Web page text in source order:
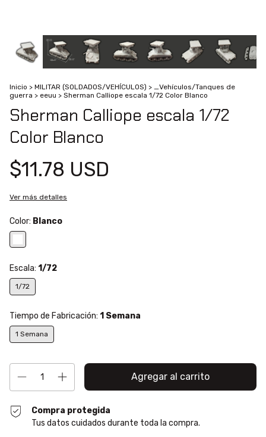
Inicio > MILITAR (SOLDADOS/VEHÍCULOS) > _Vehículos/Tanques de
guerra > eeuu > Sherman Calliope escala 1/72 Color Blanco
Sherman Calliope escala 1/72
Color Blanco
$11.78 USD
Ver más detalles
Color: Blanco
Escala: 1/72
1/72
Tiempo de Fabricación: 1 Semana
1 Semana
Compra protegida
Tus datos cuidados durante toda la compra.